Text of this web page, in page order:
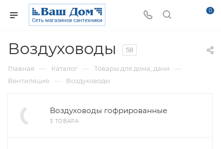
0
Воздуховоды 58
Главная — Каталог — Товары для дома, дачи —
Вентиляция — Воздуховоды
Воздуховоды гофрированные
3 ТОВАРА